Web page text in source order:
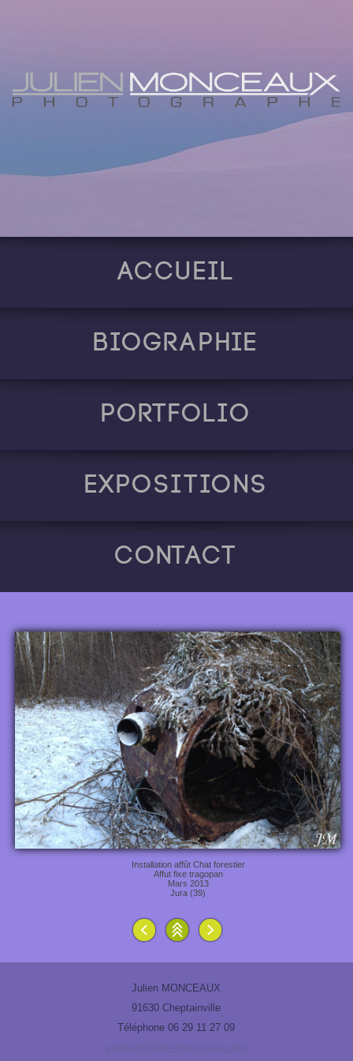
Accueil
Biographie
Portfolio
Expositions
Contact
Installation affût Chat forestier
Affut fixe tragopan
Mars 2013
Jura (39)
Julien MONCEAUX
91630 Cheptainville
Téléphone 06 29 11 27 09
contact@julien-monceaux.com